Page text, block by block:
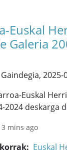
Euskal
Galeria
Gaindegia, 2025-
Euskal
2024 deskarga
mins ago
Euskal